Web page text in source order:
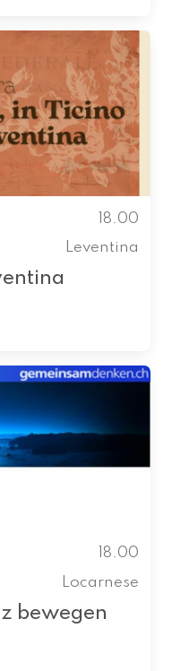
18.00
Leventina
18.00
Locarnese
bewegen